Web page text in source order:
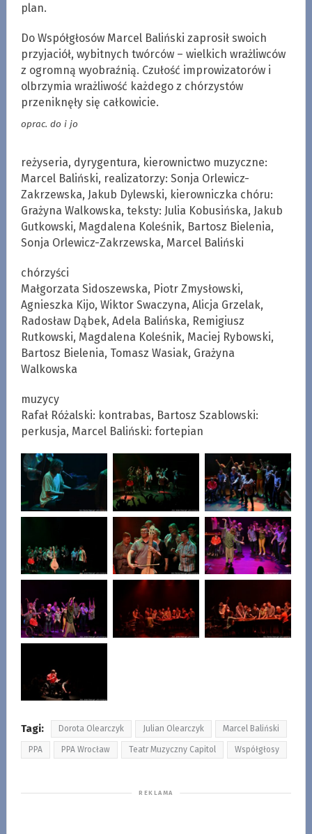
plan.
Do Współgłosów Marcel Baliński zaprosił swoich
przyjaciół, wybitnych twórców – wielkich wrażliwców
z ogromną wyobraźnią. Czułość improwizatorów i
olbrzymia wrażliwość każdego z chórzystów
przeniknęły się całkowicie.
oprac. do i jo
reżyseria, dyrygentura, kierownictwo muzyczne:
Marcel Baliński, realizatorzy: Sonja Orlewicz-
Zakrzewska, Jakub Dylewski, kierowniczka chóru:
Grażyna Walkowska, teksty: Julia Kobusińska, Jakub
Gutkowski, Magdalena Koleśnik, Bartosz Bielenia,
Sonja Orlewicz-Zakrzewska, Marcel Baliński
chórzyści
Małgorzata Sidoszewska, Piotr Zmysłowski,
Agnieszka Kijo, Wiktor Swaczyna, Alicja Grzelak,
Radosław Dąbek, Adela Balińska, Remigiusz
Rutkowski, Magdalena Koleśnik, Maciej Rybowski,
Bartosz Bielenia, Tomasz Wasiak, Grażyna
Walkowska
muzycy
Rafał Różalski: kontrabas, Bartosz Szablowski:
perkusja, Marcel Baliński: fortepian
Tagi: Dorota Olearczyk Julian Olearczyk Marcel Baliński
PPA PPA Wrocław Teatr Muzyczny Capitol Współgłosy